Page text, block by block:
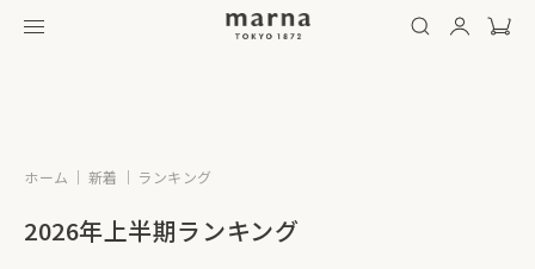
ホーム 新着 ランキング
2026年上半期ランキング